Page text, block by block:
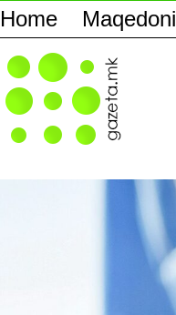
Home Maqedoni